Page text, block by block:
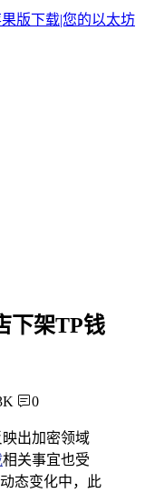
下架TP钱
0
出加密领域
相关事宜也受
态变化中，此